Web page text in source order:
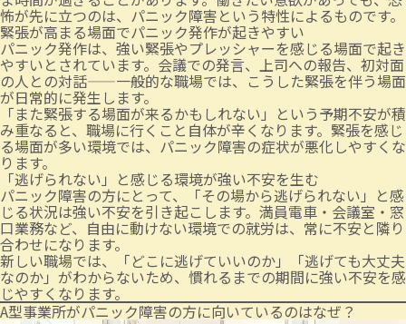
怖が先に立つのは、パニック障害という特性によるものです。
緊張が高まる場面でパニック発作が起きやすい
パニック発作は、強い緊張やプレッシャーを感じる場面で起き
やすいとされています。会議での発言、上司への報告、初対面
の人との対話——一般的な職場では、こうした緊張を伴う場面
が日常的に発生します。
「また緊張する場面が来るかもしれない」という予期不安が積
み重なると、職場に行くこと自体が辛くなります。緊張を感じ
る場面が多い環境では、パニック障害の症状が悪化しやすくな
ります。
「逃げられない」と感じる環境が強い不安を生む
パニック障害の方にとって、「その場から逃げられない」と感
じる状況は強い不安を引き起こします。満員電車・会議室・窓
口業務など、自由に動けない環境での就労は、常に不安と隣り
合わせになります。
新しい職場では、「どこに逃げていいのか」「逃げても大丈夫
なのか」がわからないため、慣れるまでの期間に強い不安を感
じやすくなります。
A型事業所がパニック障害の方に向いているのはなぜ？